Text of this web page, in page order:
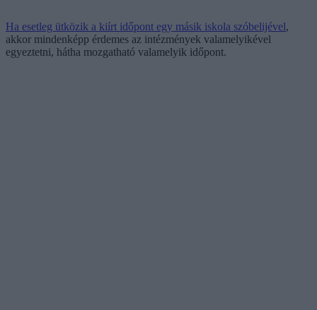
Ha esetleg ütközik a kiírt időpont egy másik iskola szóbelijével,
akkor mindenképp érdemes az intézmények valamelyikével
egyeztetni, hátha mozgatható valamelyik időpont.